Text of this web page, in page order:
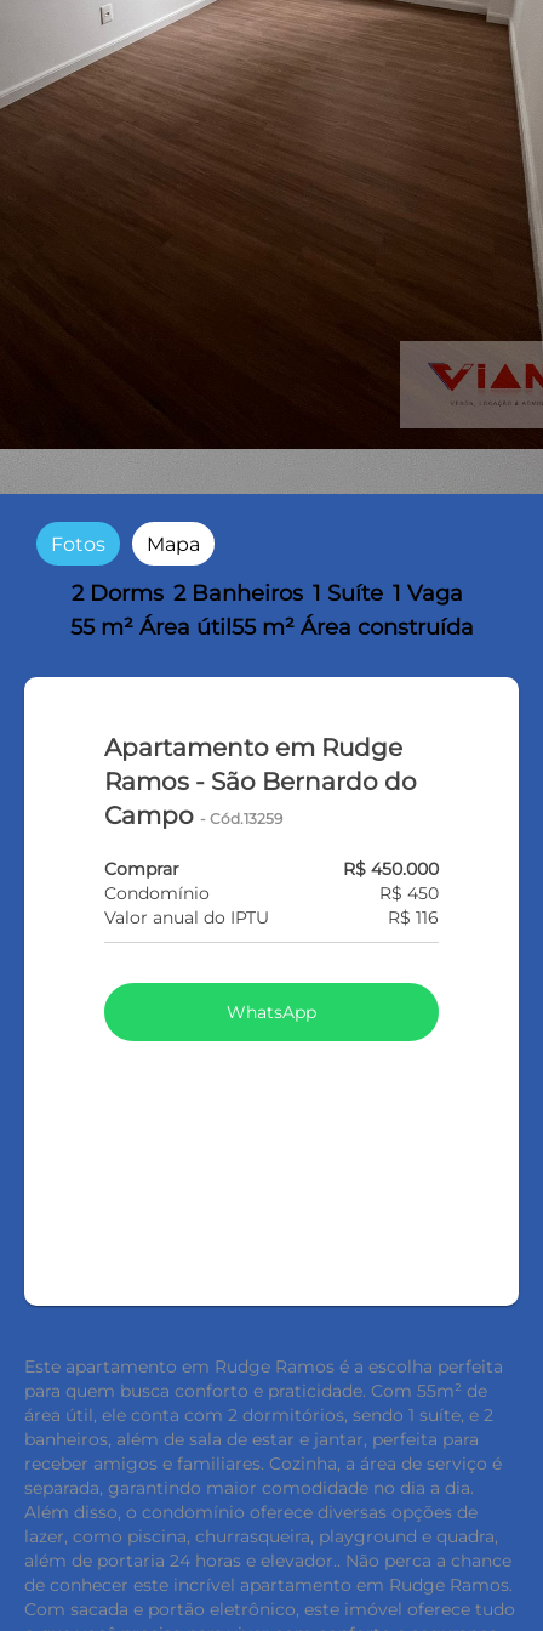
Fotos Mapa
2 Dorms 2 Banheiros 1 Suíte 1 Vaga
55 m² Área útil 55 m² Área construída
Apartamento em Rudge
Ramos - São Bernardo do
Campo- Cód.13259
Comprar
R$ 450.000
Condomínio
R$ 450
Valor anual do IPTU
R$ 116
WhatsApp
Este apartamento em Rudge Ramos é a escolha perfeita
para quem busca conforto e praticidade. Com 55m² de
área útil, ele conta com 2 dormitórios, sendo 1 suíte, e 2
banheiros, além de sala de estar e jantar, perfeita para
receber amigos e familiares. Cozinha, a área de serviço é
separada, garantindo maior comodidade no dia a dia.
Além disso, o condomínio oferece diversas opções de
lazer, como piscina, churrasqueira, playground e quadra,
além de portaria 24 horas e elevador.. Não perca a chance
de conhecer este incrível apartamento em Rudge Ramos.
Com sacada e portão eletrônico, este imóvel oferece tudo